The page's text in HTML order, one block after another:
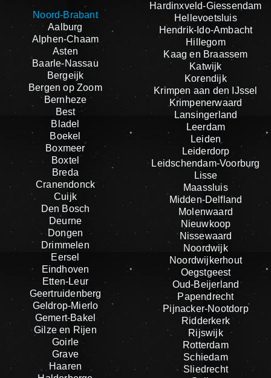
Noord-Brabant
Aalburg
Alphen-Chaam
Asten
Baarle-Nassau
Bergeijk
Bergen op Zoom
Bernheze
Best
Bladel
Boekel
Boxmeer
Boxtel
Breda
Cranendonck
Cuijk
Den Bosch
Deurne
Dongen
Drimmelen
Eersel
Eindhoven
Etten-Leur
Geertruidenberg
Geldrop-Mierlo
Gemert-Bakel
Gilze en Rijen
Goirle
Grave
Haaren
Hardinxveld-Giessendam
Hellevoetsluis
Hendrik-Ido-Ambacht
Hillegom
Kaag en Braassem
Katwijk
Korendijk
Krimpen aan den IJssel
Krimpenerwaard
Lansingerland
Leerdam
Leiden
Leiderdorp
Leidschendam-Voorburg
Lisse
Maassluis
Midden-Delfland
Molenwaard
Nieuwkoop
Nissewaard
Noordwijk
Noordwijkerhout
Oegstgeest
Oud-Beijerland
Papendrecht
Pijnacker-Nootdorp
Ridderkerk
Rijswijk
Rotterdam
Schiedam
Sliedrecht